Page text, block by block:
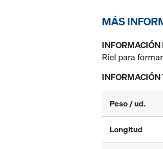
MÁS
INFORMACIÓN
Riel para
Peso / ud.
Longitud